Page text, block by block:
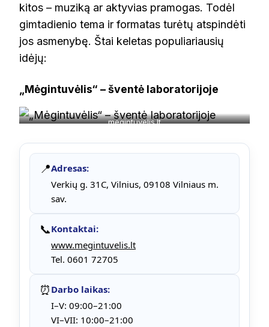
kitos – muziką ar aktyvias pramogas. Todėl
gimtadienio tema ir formatas turėtų atspindėti
jos asmenybę. Štai keletas populiariausių
idėjų:
„Mėgintuvėlis“ – šventė laboratorijoje
megintuvelis.lt
📍Adresas:
Verkių g. 31C, Vilnius, 09108 Vilniaus m.
sav.
📞Kontaktai:
www.megintuvelis.lt
Tel. 0601 72705
⏰ Darbo laikas:
I–V: 09:00–21:00
VI–VII: 10:00–21:00